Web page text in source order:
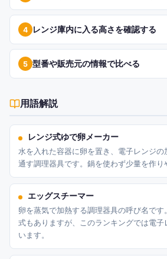
4 レンジ庫内に入る高さを確認する
5 型番や販売元の情報で比べる
用語解説
レンジ式ゆで卵メーカー
水を入れた容器に卵を置き、電子レンジの
通す調理器具です。鍋を使わず少量を作り
エッグスチーマー
卵を蒸気で加熱する調理器具の呼び名で
式もありますが、このランキングでは電子
います。